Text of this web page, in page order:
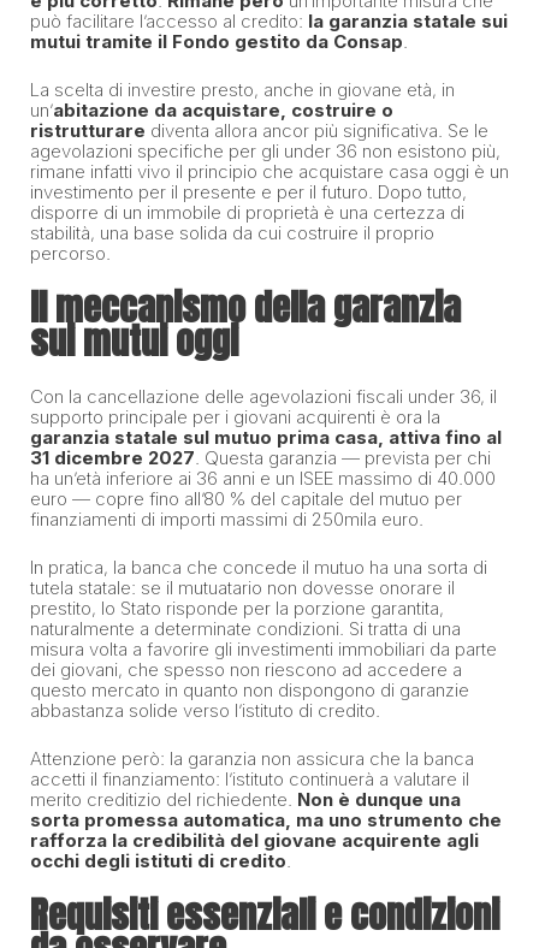
può facilitare l’accesso al credito: la garanzia statale sui
mutui tramite il Fondo gestito da Consap.
La scelta di investire presto, anche in giovane età, in
un’abitazione da acquistare, costruire o
ristrutturare diventa allora ancor più significativa. Se le
agevolazioni specifiche per gli under 36 non esistono più,
rimane infatti vivo il principio che acquistare casa oggi è un
investimento per il presente e per il futuro. Dopo tutto,
disporre di un immobile di proprietà è una certezza di
stabilità, una base solida da cui costruire il proprio
percorso.
Il meccanismo della garanzia
sui mutui oggi
Con la cancellazione delle agevolazioni fiscali under 36, il
supporto principale per i giovani acquirenti è ora la
garanzia statale sul mutuo prima casa, attiva fino al
31 dicembre 2027. Questa garanzia — prevista per chi
ha un’età inferiore ai 36 anni e un ISEE massimo di 40.000
euro — copre fino all’80 % del capitale del mutuo per
finanziamenti di importi massimi di 250mila euro.
In pratica, la banca che concede il mutuo ha una sorta di
tutela statale: se il mutuatario non dovesse onorare il
prestito, lo Stato risponde per la porzione garantita,
naturalmente a determinate condizioni. Si tratta di una
misura volta a favorire gli investimenti immobiliari da parte
dei giovani, che spesso non riescono ad accedere a
questo mercato in quanto non dispongono di garanzie
abbastanza solide verso l’istituto di credito.
Attenzione però: la garanzia non assicura che la banca
accetti il finanziamento: l’istituto continuerà a valutare il
merito creditizio del richiedente. Non è dunque una
sorta promessa automatica, ma uno strumento che
rafforza la credibilità del giovane acquirente agli
occhi degli istituti di credito.
Requisiti essenziali e condizioni